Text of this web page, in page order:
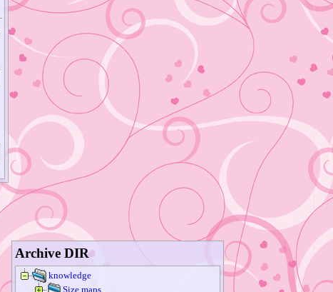
Archive DIR
knowledge
Size maps